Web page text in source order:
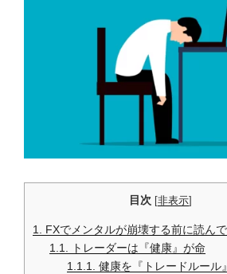
目次 [非表示]
1.
FXでメンタルが崩壊する前に読ん
1.1.
トレーダーは『健康』が命
1.1.1.
健康を『トレードルール